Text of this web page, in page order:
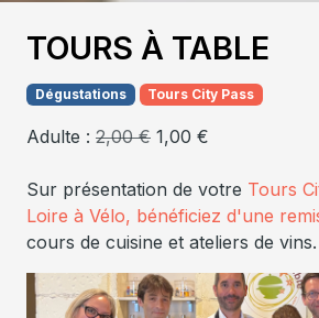
TOURS À TABLE
Dégustations Tours City Pass
Adulte : 2,00 € 1,00 €
Sur présentation de votre Tours
Loire à Vélo, bénéficiez d'une
cours de cuisine et ateliers de vins.